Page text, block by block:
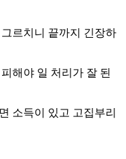
르치니 끝까지 긴장하
해야 일 처리가 잘 된
소득이 있고 고집부리